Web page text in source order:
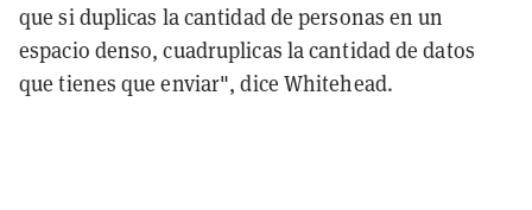
que si duplicas la cantidad de personas en un
espacio denso, cuadruplicas la cantidad de datos
que tienes que enviar", dice Whitehead.